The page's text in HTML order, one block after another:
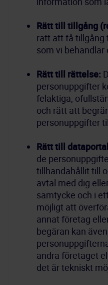
Rätt till tillgång
rätt att få tillgång
Rätt till rättelse:
personuppgifter
felaktiga,
och rätt att
Rätt till
de
tillhandahållit till
avtal med dig
samtycke och i
möjligt att
annat företag
begäran kan
andra företaget